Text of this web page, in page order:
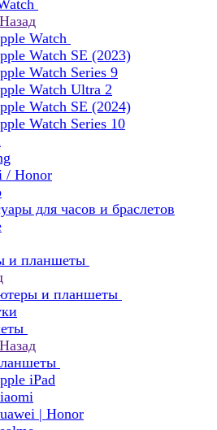
Назад
Watch
Watch SE (2023)
Watch Series 9
Watch Ultra 2
Watch SE (2024)
Watch Series 10
/ Honor
для часов и браслетов
и планшеты
и планшеты
Назад
iPad
| Honor